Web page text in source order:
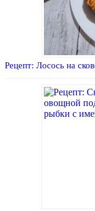
Рецепт: Лосось на